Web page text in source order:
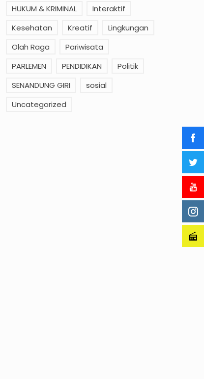
HUKUM & KRIMINAL
Interaktif
Kesehatan
Kreatif
Lingkungan
Olah Raga
Pariwisata
PARLEMEN
PENDIDIKAN
Politik
SENANDUNG GIRI
sosial
Uncategorized